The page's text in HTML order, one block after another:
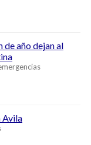
año dejan al
Avila